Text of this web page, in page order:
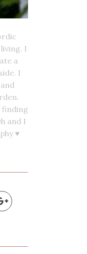
I
a
I
finding
and I
♥